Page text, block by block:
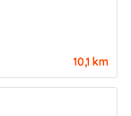
10,1 km